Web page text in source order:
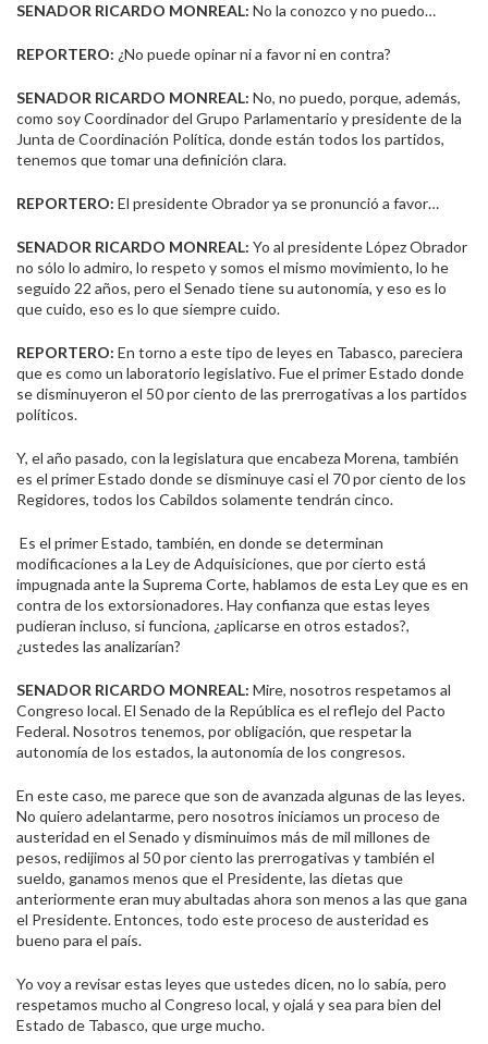
SENADOR RICARDO MONREAL: No la conozco y no puedo…
REPORTERO: ¿No puede opinar ni a favor ni en contra?
SENADOR RICARDO MONREAL: No, no puedo, porque, además,
como soy Coordinador del Grupo Parlamentario y presidente de la
Junta de Coordinación Política, donde están todos los partidos,
tenemos que tomar una definición clara.
REPORTERO: El presidente Obrador ya se pronunció a favor…
SENADOR RICARDO MONREAL: Yo al presidente López Obrador
no sólo lo admiro, lo respeto y somos el mismo movimiento, lo he
seguido 22 años, pero el Senado tiene su autonomía, y eso es lo
que cuido, eso es lo que siempre cuido.
REPORTERO: En torno a este tipo de leyes en Tabasco, pareciera
que es como un laboratorio legislativo. Fue el primer Estado donde
se disminuyeron el 50 por ciento de las prerrogativas a los partidos
políticos.
Y, el año pasado, con la legislatura que encabeza Morena, también
es el primer Estado donde se disminuye casi el 70 por ciento de los
Regidores, todos los Cabildos solamente tendrán cinco.
Es el primer Estado, también, en donde se determinan
modificaciones a la Ley de Adquisiciones, que por cierto está
impugnada ante la Suprema Corte, hablamos de esta Ley que es en
contra de los extorsionadores. Hay confianza que estas leyes
pudieran incluso, si funciona, ¿aplicarse en otros estados?,
¿ustedes las analizarían?
SENADOR RICARDO MONREAL: Mire, nosotros respetamos al
Congreso local. El Senado de la República es el reflejo del Pacto
Federal. Nosotros tenemos, por obligación, que respetar la
autonomía de los estados, la autonomía de los congresos.
En este caso, me parece que son de avanzada algunas de las leyes.
No quiero adelantarme, pero nosotros iniciamos un proceso de
austeridad en el Senado y disminuimos más de mil millones de
pesos, redijimos al 50 por ciento las prerrogativas y también el
sueldo, ganamos menos que el Presidente, las dietas que
anteriormente eran muy abultadas ahora son menos a las que gana
el Presidente. Entonces, todo este proceso de austeridad es
bueno para el país.
Yo voy a revisar estas leyes que ustedes dicen, no lo sabía, pero
respetamos mucho al Congreso local, y ojalá y sea para bien del
Estado de Tabasco, que urge mucho.